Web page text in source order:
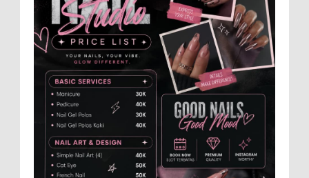
Dukung Pariwisata Polres Magetan Turut
Ambil Bagian Trail Run Ring of Lawu 2026
Istimewa MEMOPOS.co.id, Magetan -!
Kapolres Magetan AKBP Dr. Raden Erik
Bangun Prakasa, S.H., S.I.K., M.M., turut ambil bagian
dalam ajang b...
Dari SiLPA Rp90 Miliar hingga Masalah
Air Bersih, Bupati Blora Beberkan Solusi
di Paripurna DPRD